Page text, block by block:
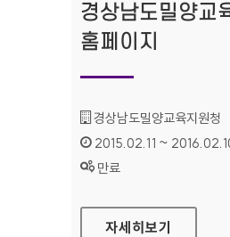
경상남도밀양교
홈페이지
기관명 :
경상남도밀양교육지원청
인증기간 :
2015.02.11 ~
상태 :
만료
경상남도밀양교육지
자세히보기